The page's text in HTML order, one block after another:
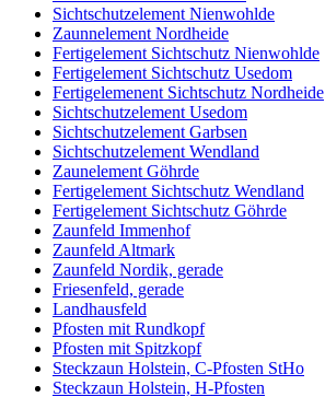
Sichtschutzelement Nienwohlde
Zaunnelement Nordheide
Fertigelement Sichtschutz Nienwohlde
Fertigelement Sichtschutz Usedom
Fertigelemenent Sichtschutz Nordheide
Sichtschutzelement Usedom
Sichtschutzelement Garbsen
Sichtschutzelement Wendland
Zaunelement Göhrde
Fertigelement Sichtschutz Wendland
Fertigelement Sichtschutz Göhrde
Zaunfeld Immenhof
Zaunfeld Altmark
Zaunfeld Nordik, gerade
Friesenfeld, gerade
Landhausfeld
Pfosten mit Rundkopf
Pfosten mit Spitzkopf
Steckzaun Holstein, C-Pfosten StHo
Steckzaun Holstein, H-Pfosten